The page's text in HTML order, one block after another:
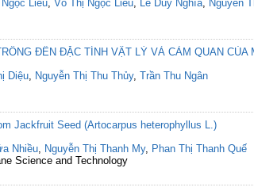
Liểu, Võ Thị Ngọc Liễu, Lê Duy Nghĩa, Nguyễn
ĐẾN ĐẶC TÍNH VẬT LÝ VÀ CẢM QUAN CỦA
Diệu, Nguyễn Thị Thu Thủy, Trần Thu Ngân
Jackfruit Seed (Artocarpus heterophyllus L.)
Nhiều, Nguyễn Thị Thanh My, Phan Thị Thanh Quế
Science and Technology